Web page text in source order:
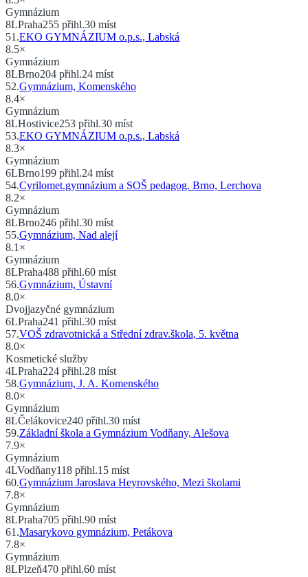
Gymnázium
8LPraha255 přihl.30 míst
51 .EKO GYMNÁZIUM o.p.s., Labská
8.5×
Gymnázium
8LBrno204 přihl.24 míst
52.Gymnázium, Komenského
8.4×
Gymnázium
8LHostivice253 přihl.30 míst
53.EKO GYMNÁZIUM o.p.s., Labská
8.3×
Gymnázium
6LBrno199 přihl.24 míst
54.Cyrilomet.gymnázium a SOŠ pedagog. Brno, Lerchova
8.2×
Gymnázium
8LBrno246 přihl.30 míst
55.Gymnázium, Nad alejí
8.1 ×
Gymnázium
8LPraha488 přihl.60 míst
56.Gymnázium, Ústavní
8.0×
Dvojjazyčné gymnázium
6LPraha241 přihl.30 míst
57.VOŠ zdravotnická a Střední zdrav.škola, 5. května
8.0×
Kosmetické služby
4LPraha224 přihl.28 míst
58.Gymnázium, J. A. Komenského
8.0×
Gymnázium
8LČelákovice240 přihl.30 míst
59.Základní škola a Gymnázium Vodňany, Alešova
7.9×
Gymnázium
4LVodňany118 přihl.15 míst
60.Gymnázium Jaroslava Heyrovského, Mezi školami
7.8×
Gymnázium
8LPraha705 přihl.90 míst
61 .Masarykovo gymnázium, Petákova
7.8×
Gymnázium
8LPlzeň470 přihl.60 míst